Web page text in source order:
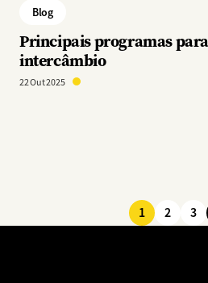
Blog
Principais programas
intercâmbio
22 Out 2025
Página
1 Página
2 3